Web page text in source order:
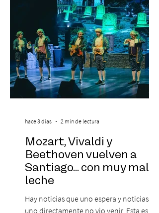
2026. Calvin Harris, Boris Bre
Mozart, Vivaldi y
Beethoven vuelven a
Santiago... con muy mala
leche
Hay noticias que uno espera y noticias que
uno directamente no vio venir. Esta es de
hace 3 días 2 min de lectura